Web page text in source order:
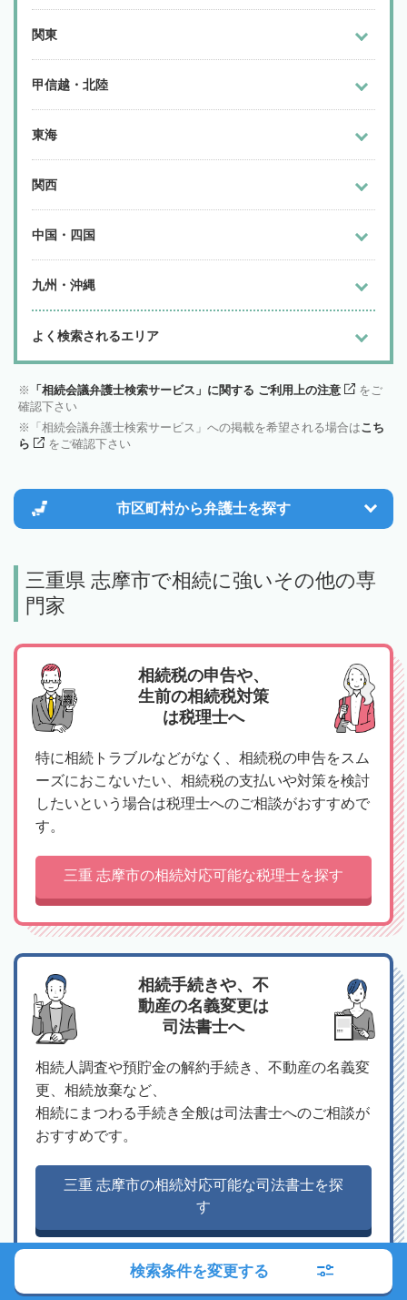
関東
甲信越・北陸
東海
関西
中国・四国
九州・沖縄
よく検索されるエリア
「相続会議弁護士検索サービス」に関する ご利用上の注意
をご
確認下さい
「相続会議弁護士検索サービス」への掲載を希望される場合はこち
ら
をご確認下さい
市区町村から弁護士を探す
三重県 志摩市で相続に強いその他の専
門家
相続税の申告や、
生前の相続税対策
は税理士へ
特に相続トラブルなどがなく、相続税の申告をスム
ーズにおこないたい、相続税の支払いや対策を検討
したいという場合は税理士へのご相談がおすすめで
す。
三重 志摩市の相続対応可能な税理士を探す
相続手続きや、不
動産の名義変更は
司法書士へ
相続人調査や預貯金の解約手続き、不動産の名義変
更、相続放棄など、
相続にまつわる手続き全般は司法書士へのご相談が
おすすめです。
三重 志摩市の相続対応可能な司法書士を探
す
検索条件を変更する